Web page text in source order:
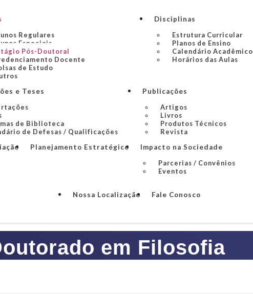
Regulares
Especiais
Pós-Doutoral
Docente
de Estudo
Disciplinas
Estrutura Curricular
Planos de Ensino
Calendário Acadêmico
Horários das Aulas
e Teses
de Biblioteca
de Defesas / Qualificações
Publicações
Artigos
Livros
Produtos Técnicos
Revista
Planejamento Estratégico
Impacto na Sociedade
Parcerias / Convênios
Eventos
Nossa Localização Fale Conosco
em Filosofia